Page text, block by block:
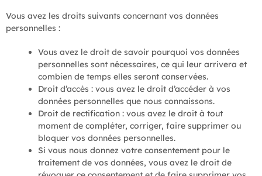
Vous avez les droits suivants concernant vos données
personnelles :
Vous avez le droit de savoir pourquoi vos données
personnelles sont nécessaires, ce qui leur arrivera et
combien de temps elles seront conservées.
Droit d’accès : vous avez le droit d’accéder à vos
données personnelles que nous connaissons.
Droit de rectification : vous avez le droit à tout
moment de compléter, corriger, faire supprimer ou
bloquer vos données personnelles.
Si vous nous donnez votre consentement pour le
traitement de vos données, vous avez le droit de